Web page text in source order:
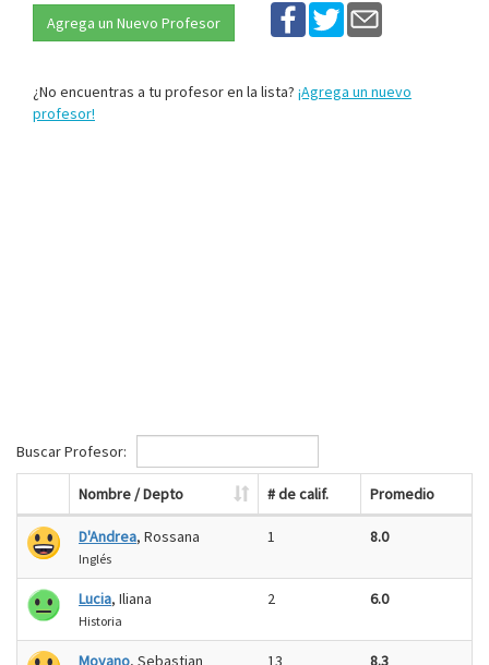
Agrega un Nuevo Profesor
¿No encuentras a tu profesor en la lista? ¡Agrega un nuevo
profesor!
Buscar Profesor:
Nombre / Depto # de calif. Promedio
D'Andrea, Rossana
Inglés
1 8.0
Lucia, Iliana
Historia
2 6.0
Moyano, Sebastian 13 8.3